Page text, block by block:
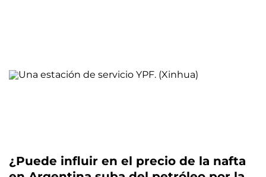
¿Puede influir en el precio de la nafta